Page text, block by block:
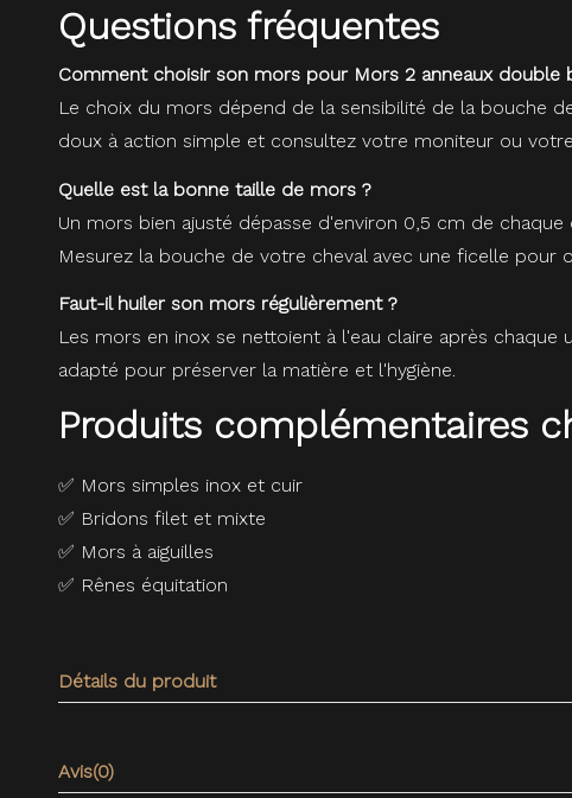
Questions fréquentes
Comment choisir son mors pour Mors 2 anneaux double
Le choix du mors dépend de la sensibilité de la bouche
doux à action simple et consultez votre moniteur ou
Quelle est la bonne taille de mors ?
Un mors bien ajusté dépasse d'environ 0,5 cm de
Mesurez la bouche de votre cheval avec une ficelle pour
Faut-il huiler son mors régulièrement ?
Les mors en inox se nettoient à l'eau claire après
adapté pour préserver la matière et l'hygiène.
Produits complémentaires
✅ Mors simples inox et cuir
✅ Bridons filet et mixte
✅ Mors à aiguilles
✅ Rênes équitation
Détails du produit
Avis(0)